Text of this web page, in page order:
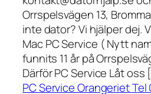
Orrspelsvägen 13,
inte dator? Vi hjälper dej.
Mac PC Service ( Nytt
funnits 11 år på
Därför PC Service Låt oss
PC Service Orangeriet Tel